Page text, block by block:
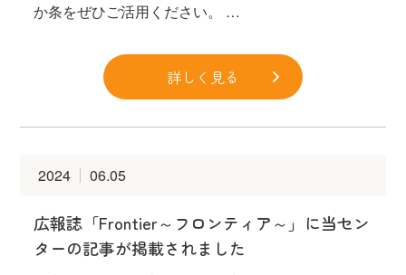
か条をぜひご活用ください。 …
詳しく見る
2024 06.05
広報誌「Frontier～フロンティア～」に当セン
ターの記事が掲載されました